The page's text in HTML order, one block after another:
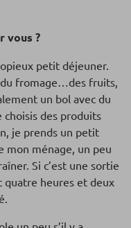
vous ?
petit déjeuner.
fromage…des fruits,
un bol avec du
choisis des produits
je prends un petit
mon ménage, un peu
Si c’est une sortie
quatre heures et deux